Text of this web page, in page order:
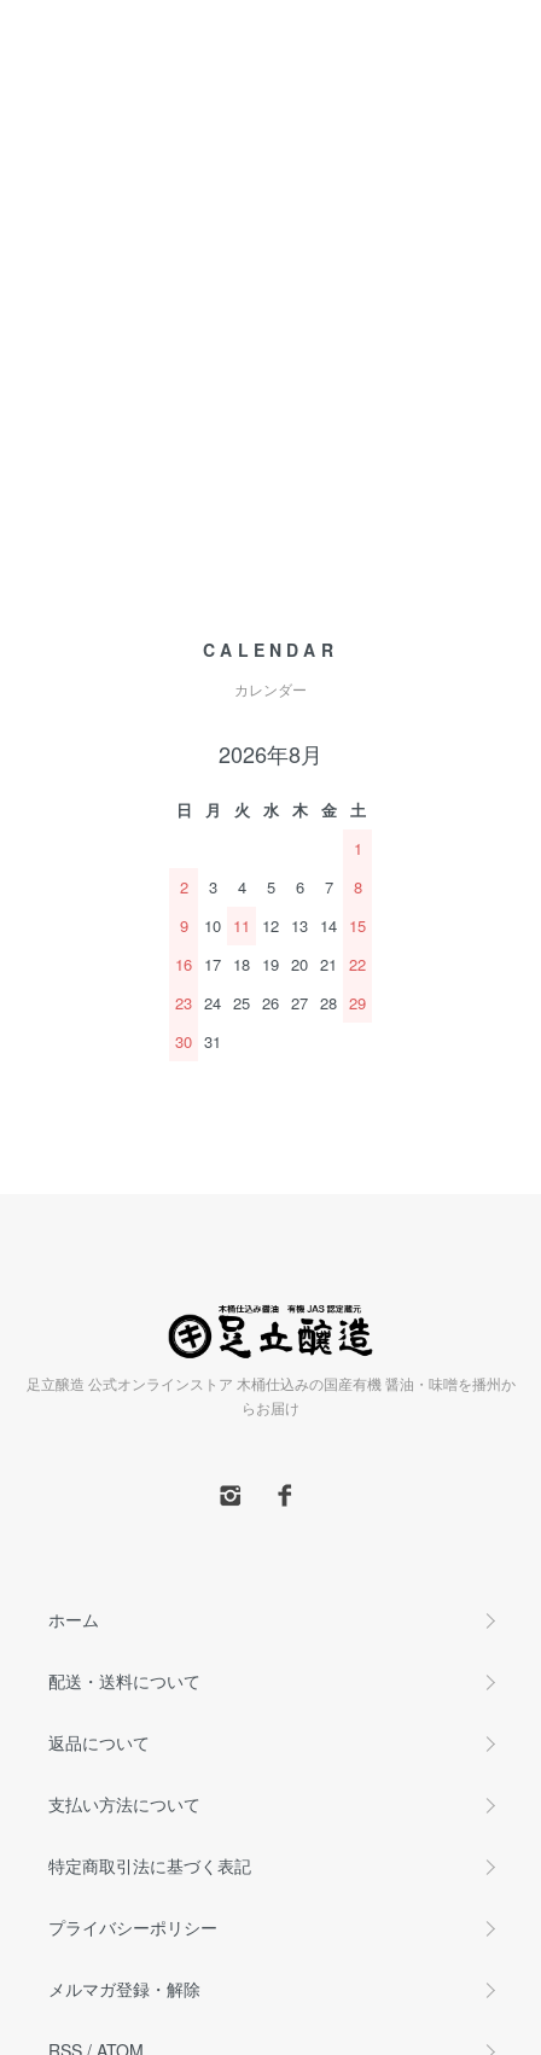
CALENDAR
カレンダー
2026年8月
日 月 火 水 木 金
土
1
2
3 4 5 6 7
8
9
10 11 12 13 14 15
16 17 18 19 20 21
22
23 24 25 26 27 28 29
30 31
足立醸造 公式オンラインストア 木桶仕込みの国産有機 醤油・味噌を播州か
らお届け
ホーム
配送・送料について
返品について
支払い方法について
特定商取引法に基づく表記
プライバシーポリシー
メルマガ登録・解除